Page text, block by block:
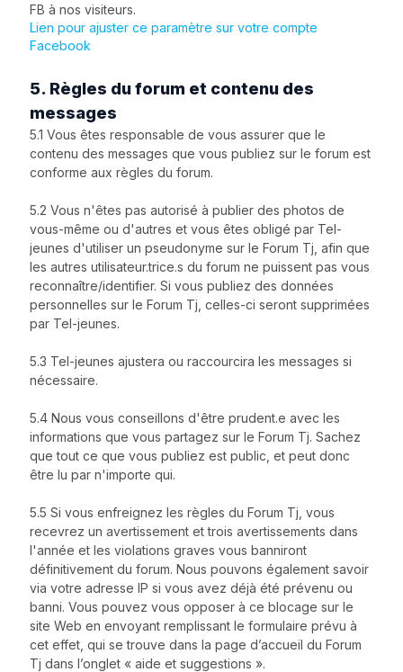
FB à nos visiteurs.
Lien pour ajuster ce paramètre sur votre compte
Facebook
5. Règles du forum et contenu des
messages
5.1 Vous êtes responsable de vous assurer que le
contenu des messages que vous publiez sur le forum est
conforme aux règles du forum.
5.2 Vous n'êtes pas autorisé à publier des photos de
vous-même ou d'autres et vous êtes obligé par Tel-
jeunes d'utiliser un pseudonyme sur le Forum Tj, afin que
les autres utilisateur.trice.s du forum ne puissent pas vous
reconnaître/identifier. Si vous publiez des données
personnelles sur le Forum Tj, celles-ci seront supprimées
par Tel-jeunes.
5.3 Tel-jeunes ajustera ou raccourcira les messages si
nécessaire.
5.4 Nous vous conseillons d'être prudent.e avec les
informations que vous partagez sur le Forum Tj. Sachez
que tout ce que vous publiez est public, et peut donc
être lu par n'importe qui.
5.5 Si vous enfreignez les règles du Forum Tj, vous
recevrez un avertissement et trois avertissements dans
l'année et les violations graves vous banniront
définitivement du forum. Nous pouvons également savoir
via votre adresse IP si vous avez déjà été prévenu ou
banni. Vous pouvez vous opposer à ce blocage sur le
site Web en envoyant remplissant le formulaire prévu à
cet effet, qui se trouve dans la page d’accueil du Forum
Tj dans l’onglet « aide et suggestions ».